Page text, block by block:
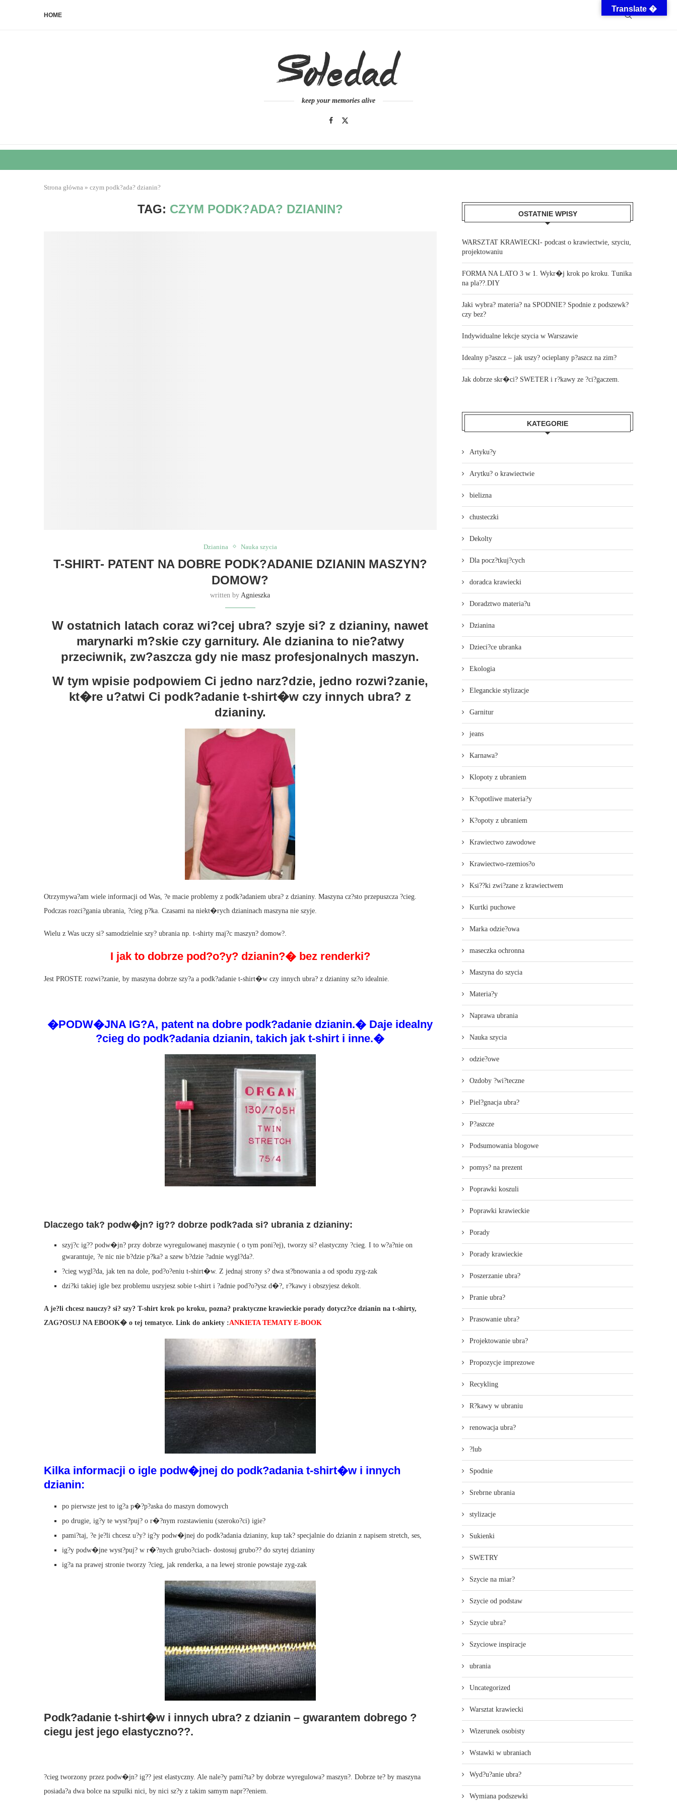
HOME
keep your memories alive
Strona główna » czym podk?ada? dzianin?
TAG: CZYM PODK?ADA? DZIANIN?
Dzianina Nauka szycia
T-SHIRT- PATENT NA DOBRE PODK?ADANIE DZIANIN MASZYN?
DOMOW?
written by Agnieszka
W ostatnich latach coraz wi?cej ubra? szyje si? z dzianiny, nawet
marynarki m?skie czy garnitury. Ale dzianina to nie?atwy
przeciwnik, zw?aszcza gdy nie masz profesjonalnych maszyn.
W tym wpisie podpowiem Ci jedno narz?dzie, jedno rozwi?zanie,
kt�re u?atwi Ci podk?adanie t-shirt�w czy innych ubra? z
dzianiny.
Otrzymywa?am wiele informacji od Was, ?e macie problemy z podk?adaniem ubra? z dzianiny. Maszyna cz?sto przepuszcza ?cieg.
Podczas rozci?gania ubrania, ?cieg p?ka. Czasami na niekt�rych dzianinach maszyna nie szyje.
Wielu z Was uczy si? samodzielnie szy? ubrania np. t-shirty maj?c maszyn? domow?.
I jak to dobrze pod?o?y? dzianin?� bez renderki?
Jest PROSTE rozwi?zanie, by maszyna dobrze szy?a a podk?adanie t-shirt�w czy innych ubra? z dzianiny sz?o idealnie.
�PODW�JNA IG?A, patent na dobre podk?adanie dzianin.� Daje idealny
?cieg do podk?adania dzianin, takich jak t-shirt i inne.�
Dlaczego tak? podw�jn? ig?? dobrze podk?ada si? ubrania z dzianiny:
szyj?c ig?? podw�jn? przy dobrze wyregulowanej maszynie ( o tym poni?ej), tworzy si? elastyczny ?cieg. I to w?a?nie on
gwarantuje, ?e nic nie b?dzie p?ka? a szew b?dzie ?adnie wygl?da?.
?cieg wygl?da, jak ten na dole, pod?o?eniu t-shirt�w. Z jednaj strony s? dwa st?bnowania a od spodu zyg-zak
dzi?ki takiej igle bez problemu uszyjesz sobie t-shirt i ?adnie pod?o?ysz d�?, r?kawy i obszyjesz dekolt.
A je?li chcesz nauczy? si? szy? T-shirt krok po kroku, pozna? praktyczne krawieckie porady dotycz?ce dzianin na t-shirty,
ZAG?OSUJ NA EBOOK� o tej tematyce. Link do ankiety :ANKIETA TEMATY E-BOOK
Kilka informacji o igle podw�jnej do podk?adania t-shirt�w i innych
dzianin:
po pierwsze jest to ig?a p�?p?aska do maszyn domowych
po drugie, ig?y te wyst?puj? o r�?nym rozstawieniu (szeroko?ci) igie?
pami?taj, ?e je?li chcesz u?y? ig?y podw�jnej do podk?adania dzianiny, kup tak? specjalnie do dzianin z napisem stretch, ses,
ig?y podw�jne wyst?puj? w r�?nych grubo?ciach- dostosuj grubo?? do szytej dzianiny
ig?a na prawej stronie tworzy ?cieg, jak renderka, a na lewej stronie powstaje zyg-zak
Podk?adanie t-shirt�w i innych ubra? z dzianin – gwarantem dobrego ?
ciegu jest jego elastyczno??.
?cieg tworzony przez podw�jn? ig?? jest elastyczny. Ale nale?y pami?ta? by dobrze wyregulowa? maszyn?. Dobrze te? by maszyna
posiada?a dwa bolce na szpulki nici, by nici sz?y z takim samym napr??eniem.
OSTATNIE WPISY
WARSZTAT KRAWIECKI- podcast o krawiectwie, szyciu,
projektowaniu
FORMA NA LATO 3 w 1. Wykr�j krok po kroku. Tunika
na pla??.DIY
Jaki wybra? materia? na SPODNIE? Spodnie z podszewk?
czy bez?
Indywidualne lekcje szycia w Warszawie
Idealny p?aszcz – jak uszy? ocieplany p?aszcz na zim?
Jak dobrze skr�ci? SWETER i r?kawy ze ?ci?gaczem.
KATEGORIE
Artyku?y
Arytku? o krawiectwie
bielizna
chusteczki
Dekolty
Dla pocz?tkuj?cych
doradca krawiecki
Doradztwo materia?u
Dzianina
Dzieci?ce ubranka
Ekologia
Eleganckie stylizacje
Garnitur
jeans
Karnawa?
Klopoty z ubraniem
K?opotliwe materia?y
K?opoty z ubraniem
Krawiectwo zawodowe
Krawiectwo-rzemios?o
Ksi??ki zwi?zane z krawiectwem
Kurtki puchowe
Marka odzie?owa
maseczka ochronna
Maszyna do szycia
Materia?y
Naprawa ubrania
Nauka szycia
odzie?owe
Ozdoby ?wi?teczne
Piel?gnacja ubra?
P?aszcze
Podsumowania blogowe
pomys? na prezent
Poprawki koszuli
Poprawki krawieckie
Porady
Porady krawieckie
Poszerzanie ubra?
Pranie ubra?
Prasowanie ubra?
Projektowanie ubra?
Propozycje imprezowe
Recykling
R?kawy w ubraniu
renowacja ubra?
?lub
Spodnie
Srebrne ubrania
stylizacje
Sukienki
SWETRY
Szycie na miar?
Szycie od podstaw
Szycie ubra?
Szyciowe inspiracje
ubrania
Uncategorized
Warsztat krawiecki
Wizerunek osobisty
Wstawki w ubraniach
Wyd?u?anie ubra?
Wymiana podszewki
Translate �